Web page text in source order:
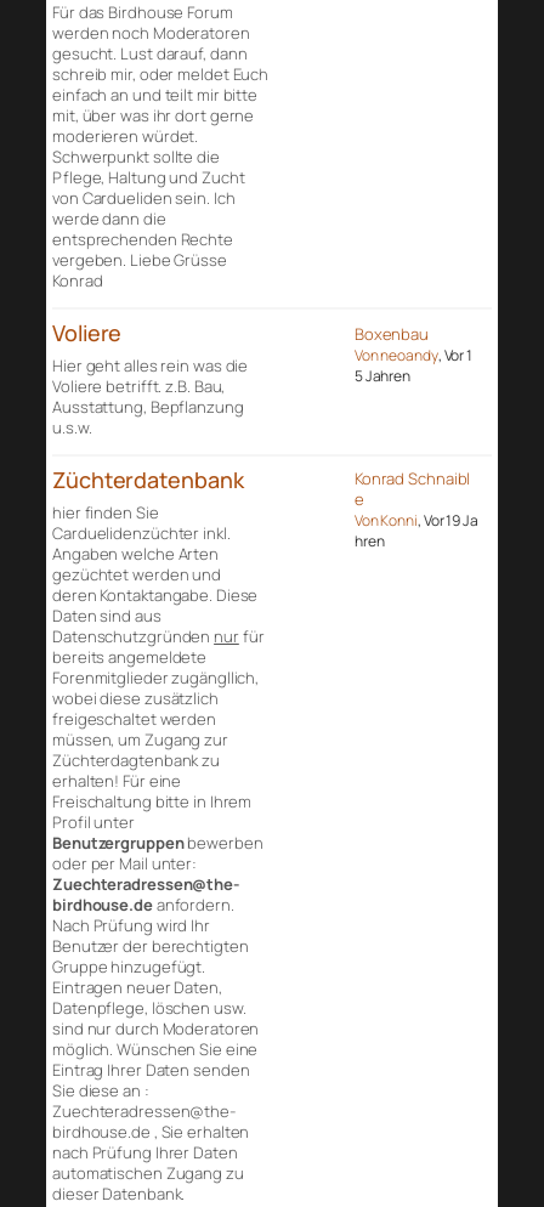
Für das Birdhouse Forum
werden noch Moderatoren
gesucht. Lust darauf, dann
schreib mir, oder meldet Euch
einfach an und teilt mir bitte
mit, über was ihr dort gerne
moderieren würdet.
Schwerpunkt sollte die
Pflege, Haltung und Zucht
von Cardueliden sein. Ich
werde dann die
entsprechenden Rechte
vergeben. Liebe Grüsse
Konrad
Voliere
Hier geht alles rein was die
Voliere betrifft. z.B. Bau,
Ausstattung, Bepflanzung
u.s.w.
Boxenbau
Von neoandy, Vor 1
5 Jahren
Züchterdatenbank
hier finden Sie
Carduelidenzüchter inkl.
Angaben welche Arten
gezüchtet werden und
deren Kontaktangabe. Diese
Daten sind aus
Datenschutzgründen nurfür
bereits angemeldete
Forenmitglieder zugängllich,
wobei diese zusätzlich
freigeschaltet werden
müssen, um Zugang zur
Züchterdagtenbank zu
erhalten! Für eine
Freischaltung bitte in Ihrem
Profil unter
Benutzergruppenbewerben
oder per Mail unter:
Zuechteradressen@the-
birdhouse.deanfordern.
Nach Prüfung wird Ihr
Benutzer der berechtigten
Gruppe hinzugefügt.
Eintragen neuer Daten,
Datenpflege, löschen usw.
sind nur durch Moderatoren
möglich. Wünschen Sie eine
Eintrag Ihrer Daten senden
Sie diese an :
Zuechteradressen@the-
birdhouse.de , Sie erhalten
nach Prüfung Ihrer Daten
automatischen Zugang zu
dieser Datenbank.
Konrad Schnaibl
e
Von Konni, Vor 19 Ja
hren